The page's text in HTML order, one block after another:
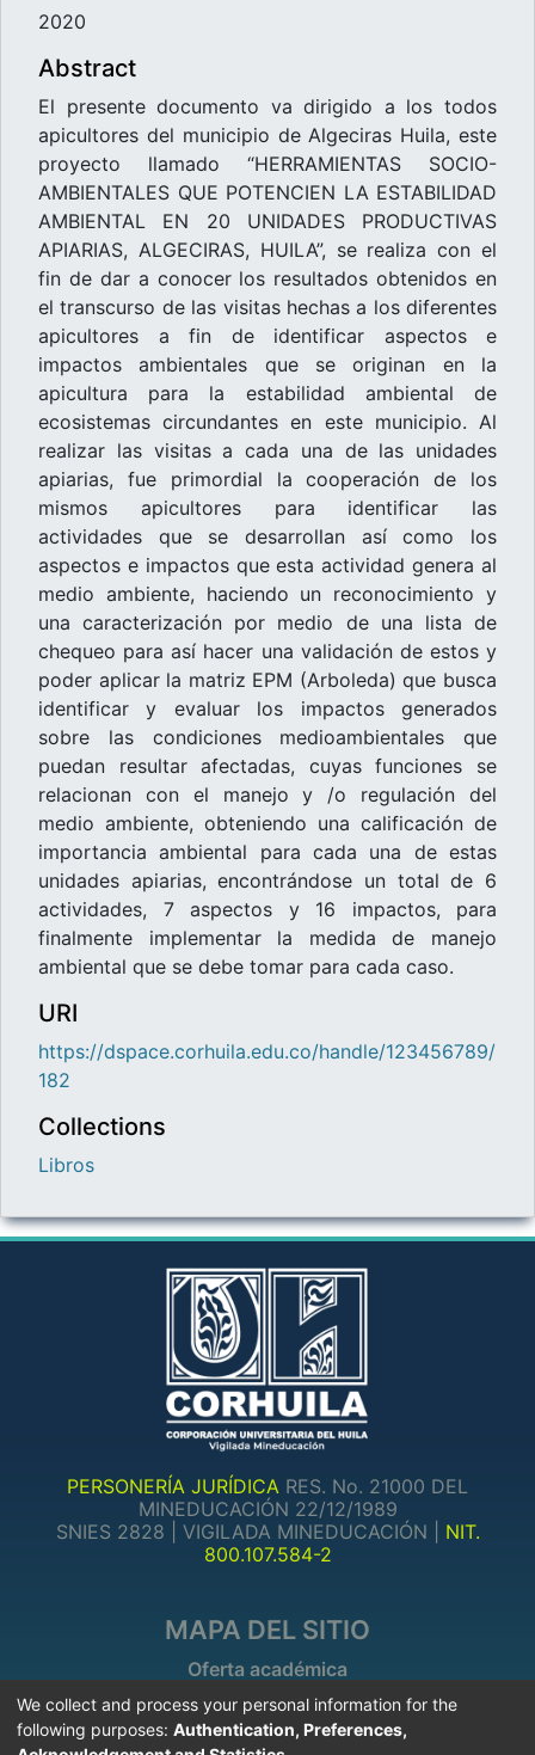
2020
Abstract
El presente documento va dirigido a los todos
apicultores del municipio de Algeciras Huila, este
proyecto llamado “HERRAMIENTAS SOCIO-
AMBIENTALES QUE POTENCIEN LA ESTABILIDAD
AMBIENTAL EN 20 UNIDADES PRODUCTIVAS
APIARIAS, ALGECIRAS, HUILA”, se realiza con el
fin de dar a conocer los resultados obtenidos en
el transcurso de las visitas hechas a los diferentes
apicultores a fin de identificar aspectos e
impactos ambientales que se originan en la
apicultura para la estabilidad ambiental de
ecosistemas circundantes en este municipio. Al
realizar las visitas a cada una de las unidades
apiarias, fue primordial la cooperación de los
mismos apicultores para identificar las
actividades que se desarrollan así como los
aspectos e impactos que esta actividad genera al
medio ambiente, haciendo un reconocimiento y
una caracterización por medio de una lista de
chequeo para así hacer una validación de estos y
poder aplicar la matriz EPM (Arboleda) que busca
identificar y evaluar los impactos generados
sobre las condiciones medioambientales que
puedan resultar afectadas, cuyas funciones se
relacionan con el manejo y /o regulación del
medio ambiente, obteniendo una calificación de
importancia ambiental para cada una de estas
unidades apiarias, encontrándose un total de 6
actividades, 7 aspectos y 16 impactos, para
finalmente implementar la medida de manejo
ambiental que se debe tomar para cada caso.
URI
https://dspace.corhuila.edu.co/handle/123456789/
182
Collections
Libros
PERSONERÍA JURÍDICA RES. No. 21000 DEL
MINEDUCACIÓN 22/12/1989
SNIES 2828 | VIGILADA MINEDUCACIÓN | NIT.
800.107.584-2
MAPA DEL SITIO
Oferta académica
Posgrados
Investigaciones
We collect and process your personal information for the
following purposes: Authentication, Preferences,